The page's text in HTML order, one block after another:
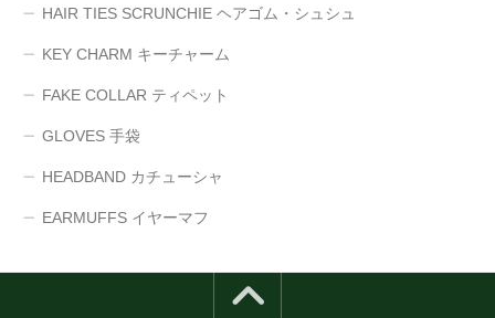
HAIR TIES SCRUNCHIE ヘアゴム・シュシュ
KEY CHARM キーチャーム
FAKE COLLAR ティペット
GLOVES 手袋
HEADBAND カチューシャ
EARMUFFS イヤーマフ